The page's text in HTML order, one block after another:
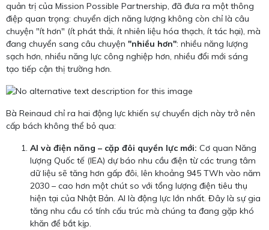
quản trị của Mission Possible Partnership, đã đưa ra một thông
điệp quan trọng: chuyển dịch năng lượng không còn chỉ là câu
chuyện "ít hơn" (ít phát thải, ít nhiên liệu hóa thạch, ít tác hại), mà
đang chuyển sang câu chuyện "nhiều hơn": nhiều năng lượng
sạch hơn, nhiều năng lực công nghiệp hơn, nhiều đổi mới sáng
tạo tiếp cận thị trường hơn.
Bà Reinaud chỉ ra hai động lực khiến sự chuyển dịch này trở nên
cấp bách không thể bỏ qua:
AI và điện năng – cặp đôi quyền lực mới: Cơ quan Năng
lượng Quốc tế (IEA) dự báo nhu cầu điện từ các trung tâm
dữ liệu sẽ tăng hơn gấp đôi, lên khoảng 945 TWh vào năm
2030 – cao hơn một chút so với tổng lượng điện tiêu thụ
hiện tại của Nhật Bản. AI là động lực lớn nhất. Đây là sự gia
tăng nhu cầu có tính cấu trúc mà chúng ta đang gặp khó
khăn để bắt kịp.